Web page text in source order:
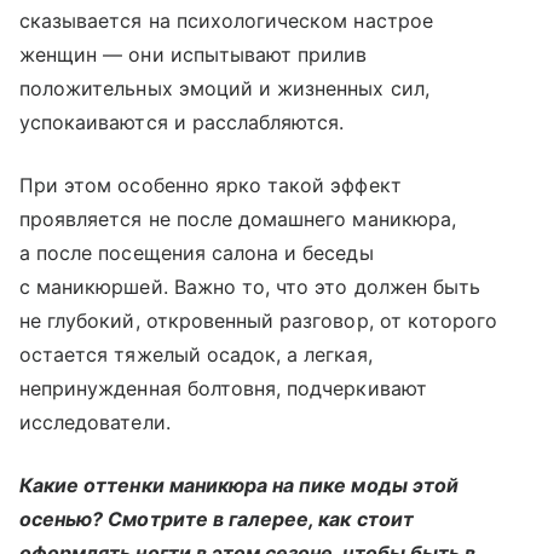
сказывается на психологическом настрое
женщин — они испытывают прилив
положительных эмоций и жизненных сил,
успокаиваются и расслабляются.
При этом особенно ярко такой эффект
проявляется не после домашнего маникюра,
а после посещения салона и беседы
с маникюршей. Важно то, что это должен быть
не глубокий, откровенный разговор, от которого
остается тяжелый осадок, а легкая,
непринужденная болтовня, подчеркивают
исследователи.
Какие оттенки маникюра на пике моды этой
осенью? Смотрите в галерее, как стоит